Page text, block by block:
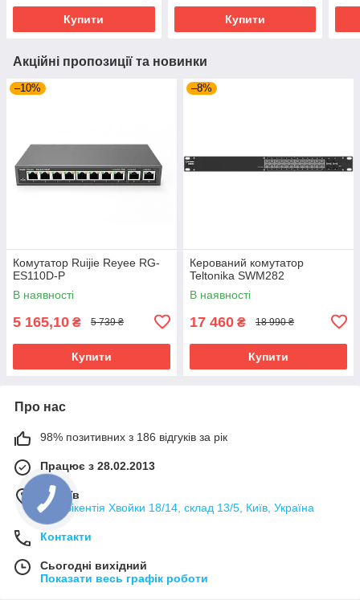
Купити Купити
Акційні пропозиції та новинки
–10%
Комутатор Ruijie Reyee RG-
ES110D-P
В наявності
5 165,10 ₴ 5 739 ₴
Купити
–8%
Керований комутатор
Teltonika SWM282
В наявності
17 460 ₴ 18 990 ₴
Купити
Про нас
98% позитивних з 186 відгуків за рік
Працює з 28.02.2013
м. Київ
вул. Вікентія Хвойки 18/14, склад 13/5, Київ, Україна
Контакти
Сьогодні вихідний
Показати весь графік роботи